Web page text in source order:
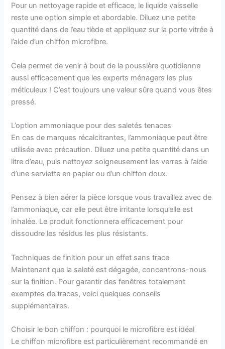
Pour un nettoyage rapide et efficace, le liquide vaisselle
reste une option simple et abordable. Diluez une petite
quantité dans de l’eau tiède et appliquez sur la porte vitrée à
l’aide d’un chiffon microfibre.
Cela permet de venir à bout de la poussière quotidienne
aussi efficacement que les experts ménagers les plus
méticuleux ! C’est toujours une valeur sûre quand vous êtes
pressé.
L’option ammoniaque pour des saletés tenaces
En cas de marques récalcitrantes, l’ammoniaque peut être
utilisée avec précaution. Diluez une petite quantité dans un
litre d’eau, puis nettoyez soigneusement les verres à l’aide
d’une serviette en papier ou d’un chiffon doux.
Pensez à bien aérer la pièce lorsque vous travaillez avec de
l’ammoniaque, car elle peut être irritante lorsqu’elle est
inhalée. Le produit fonctionnera efficacement pour
dissoudre les résidus les plus résistants.
Techniques de finition pour un effet sans trace
Maintenant que la saleté est dégagée, concentrons-nous
sur la finition. Pour garantir des fenêtres totalement
exemptes de traces, voici quelques conseils
supplémentaires.
Choisir le bon chiffon : pourquoi le microfibre est idéal
Le chiffon microfibre est particulièrement recommandé en